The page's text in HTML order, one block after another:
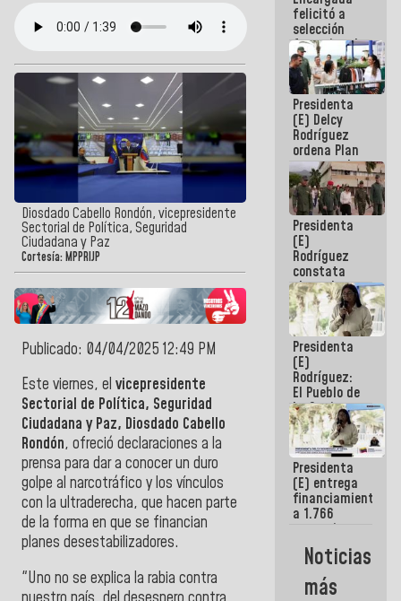
Diosdado Cabello Rondón, vicepresidente
Sectorial de Política, Seguridad
Ciudadana y Paz
Cortesía: MPPRIJP
Publicado: 04/04/2025 12:49 PM
Este viernes, el vicepresidente
Sectorial de Política, Seguridad
Ciudadana y Paz, Diosdado Cabello
Rondón, ofreció declaraciones a la
prensa para dar a conocer un duro
golpe al narcotráfico y los vínculos
con la ultraderecha, que hacen parte
de la forma en que se financian
planes desestabilizadores.
"Uno no se explica la rabia contra
felicitó a
selección
femenina de
baloncesto
por su
clasificación
a la
AmeriCup
2027
Presidenta
(E) Delcy
Rodríguez
ordena Plan
maestro de
desarrollo
logístico y
turístico
para La
Guaira
Presidenta
(E)
Rodríguez
constata
obras de
rehabilitación
de Escuela
Militar de
Mamo en La
Guaira
Presidenta
(E)
Rodríguez:
El Pueblo de
La Guaira
siempre
estará
acompañada
por el
Gobierno
Nacional
Presidenta
(E) entrega
financiamientos
a 1.766
comerciantes
emprendedores
afectados
por
Noticias
más